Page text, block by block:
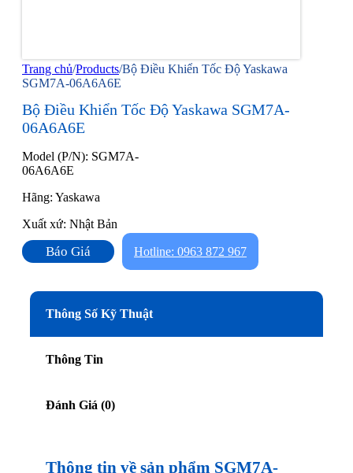
Trang chủ/Products/Bộ Điều Khiển Tốc Độ Yaskawa
SGM7A-06A6A6E
Bộ Điều Khiển Tốc Độ Yaskawa SGM7A-
06A6A6E
Model (P/N): SGM7A-
06A6A6E
Hãng: Yaskawa
Xuất xứ: Nhật Bản
Báo Giá Hotline: 0963 872 967
Thông Số Kỹ Thuật
Thông Tin
Đánh Giá (0)
Thông tin về sản phẩm SGM7A-